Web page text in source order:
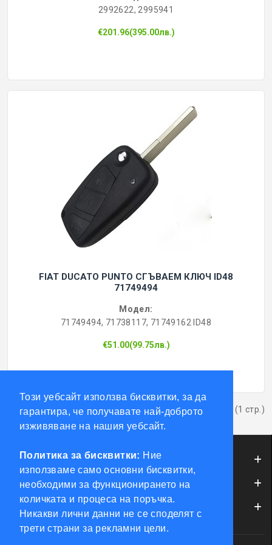
Този уебсайт използва бисквитки, за да
гарантира, че получавате най-доброто
изживяване на нашия уебсайт.
Политика за бисквитки: Ние
използваме само основни бисквитки,
необходими за функционирането на
количката и процеса на поръчка.
Никакви лични данни не се споделят с
трети страни за рекламни цели.
ФРЕЗИ КЛЮЧАРСКИ
КЛЮЧАРСКИ УСЛУГИ
ИМОБИЛАЙЗЕРИ
2992622, 2995941
€201.96(395.00лв.)
FIAT DUCATO PUNTO СГЪВАЕМ КЛЮЧ ID48
71749494
Модел:
71749494, 71738117, 71749162 ID48
€51.00(99.75лв.)
Показва от 1 до 2 от 2 (1 стр.)
ИНФОРМАЦИЯ
ОБСЛУЖВАНЕ НА КЛИЕНТИ
МОЯТ ПРОФИЛ